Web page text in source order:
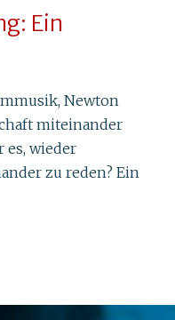
Ein
Newton
miteinander
es, wieder
zu reden? Ein